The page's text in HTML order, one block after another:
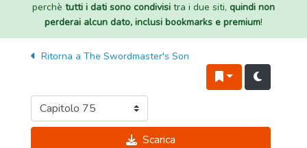
perchè tutti i dati sono condivisi tra i due siti, quindi non
perderai alcun dato, inclusi bookmarks e premium!
Ritorna a The Swordmaster's Son
Scarica